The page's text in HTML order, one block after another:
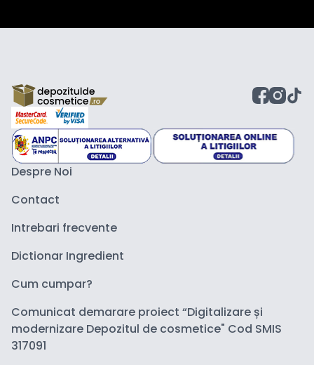
Despre Noi
Contact
Intrebari frecvente
Dictionar Ingredient
Cum cumpar?
Comunicat demarare proiect “Digitalizare și
modernizare Depozitul de cosmetice" Cod SMIS
317091